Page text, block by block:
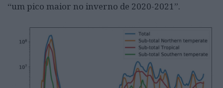
“um pico maior no inverno de 2020-2021”.